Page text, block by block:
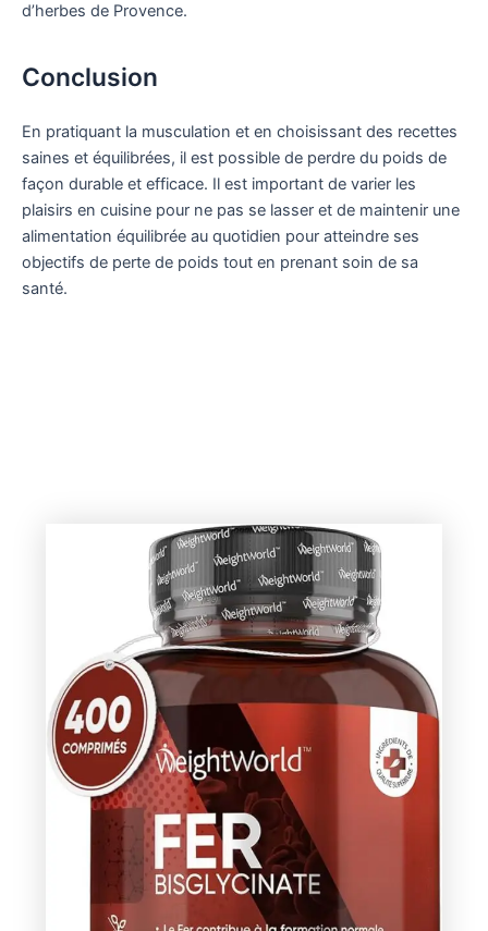
d’herbes de Provence.
Conclusion
En pratiquant la musculation et en choisissant des recettes
saines et équilibrées, il est possible de perdre du poids de
façon durable et efficace. Il est important de varier les
plaisirs en cuisine pour ne pas se lasser et de maintenir une
alimentation équilibrée au quotidien pour atteindre ses
objectifs de perte de poids tout en prenant soin de sa
santé.